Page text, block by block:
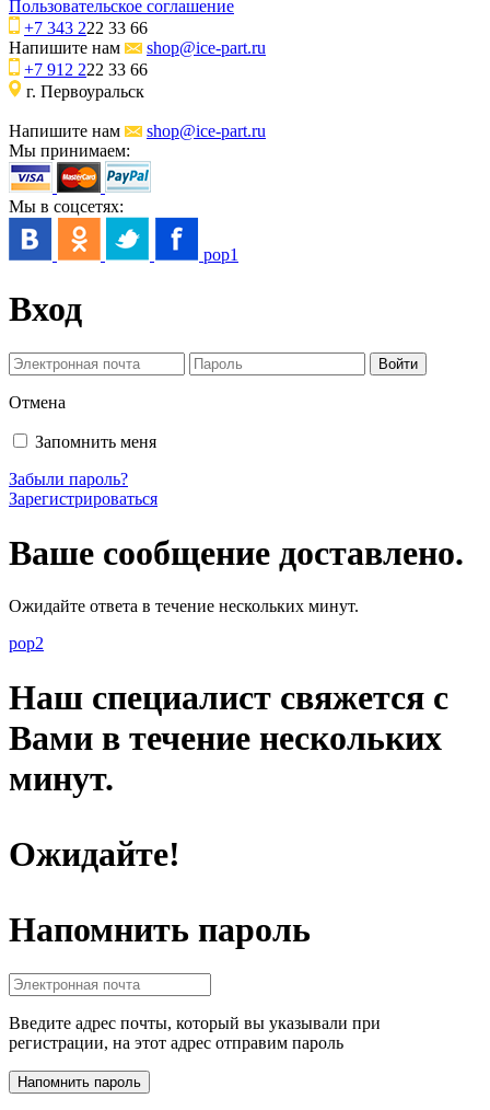
Пользовательское соглашение
+7 343 222 33 66
Напишите нам
shop@ice-part.ru
+7 912 222 33 66
г. Первоуральск
Напишите нам
shop@ice-part.ru
Мы принимаем:
Мы в соцсетях:
pop1
Вход
Отмена
Запомнить меня
Забыли пароль?
Зарегистрироваться
Ваше сообщение доставлено.
Ожидайте ответа в течение нескольких минут.
pop2
Наш специалист свяжется с
Вами в течение нескольких
минут.
Ожидайте!
Напомнить пароль
Введите адрес почты, который вы указывали при
регистрации, на этот адрес отправим пароль